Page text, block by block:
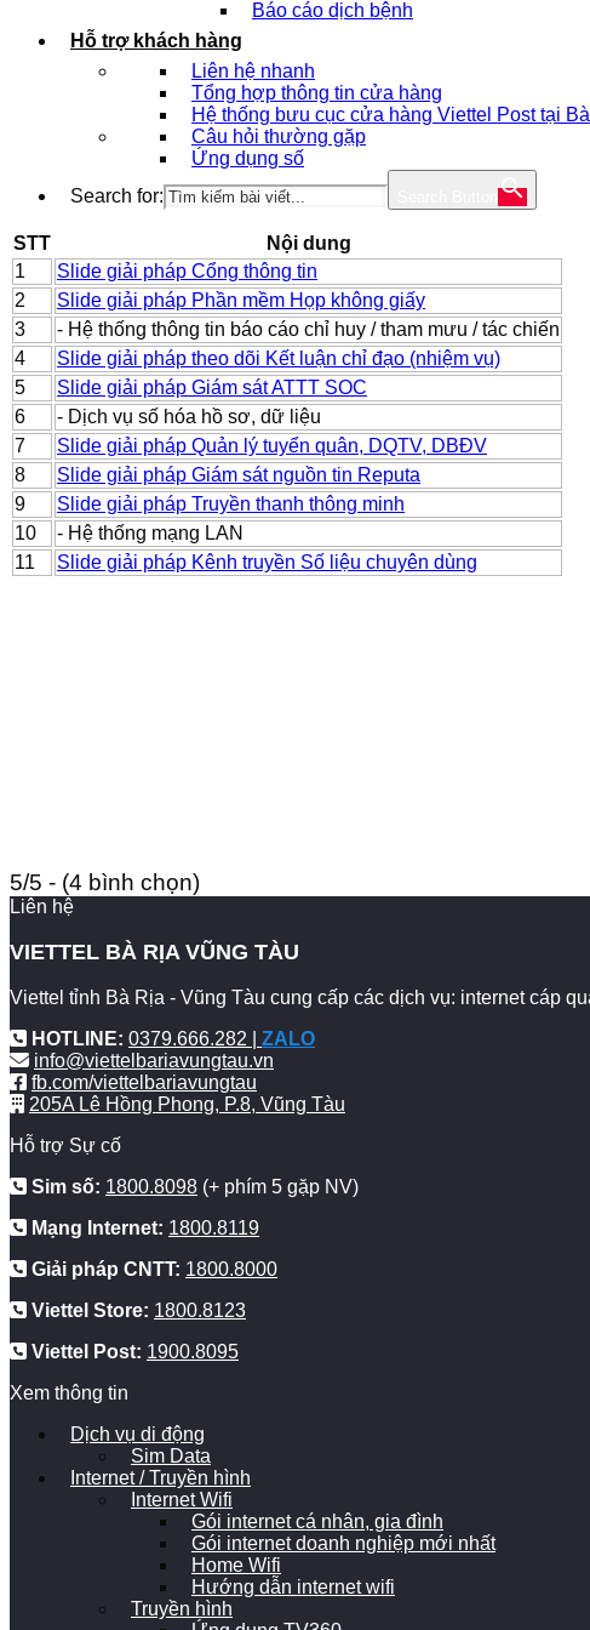
Báo cáo dịch bệnh
Hỗ trợ khách hàng
Liên hệ nhanh
Tổng hợp thông tin cửa hàng
Hệ thống bưu cục cửa hàng Viettel Post tại
Câu hỏi thường gặp
Ứng dụng số
Search for:
STT
Nội dung
1
Slide giải pháp Cổng thông tin
2
Slide giải pháp Phần mềm Họp không giấy
3
- Hệ thống thông tin báo cáo chỉ huy / tham mưu / tác chiến
4
Slide giải pháp theo dõi Kết luận chỉ đạo (nhiệm vụ)
5
Slide giải pháp Giám sát ATTT SOC
6
- Dịch vụ số hóa hồ sơ, dữ liệu
7
Slide giải pháp Quản lý tuyển quân, DQTV, DBĐV
8
Slide giải pháp Giám sát nguồn tin Reputa
9
Slide giải pháp Truyền thanh thông minh
10
- Hệ thống mạng LAN
11
Slide giải pháp Kênh truyền Số liệu chuyên dùng
5/5 - (4 bình chọn)
Liên hệ
VIETTEL BÀ RỊA VŨNG TÀU
Viettel tỉnh Bà Rịa - Vũng Tàu cung cấp các dịch vụ: internet cáp
HOTLINE: 0379.666.282 | ZALO
info@viettelbariavungtau.vn
fb.com/viettelbariavungtau
205A Lê Hồng Phong, P.8, Vũng Tàu
Hỗ trợ Sự cố
Sim số: 1800.8098 (+ phím 5 gặp NV)
Mạng Internet: 1800.8119
Giải pháp CNTT: 1800.8000
Viettel Store: 1800.8123
Viettel Post: 1900.8095
Xem thông tin
Dịch vụ di động
Sim Data
Internet / Truyền hình
Internet Wifi
Gói internet cá nhân, gia đình
Gói internet doanh nghiệp mới nhất
Home Wifi
Hướng dẫn internet wifi
Truyền hình